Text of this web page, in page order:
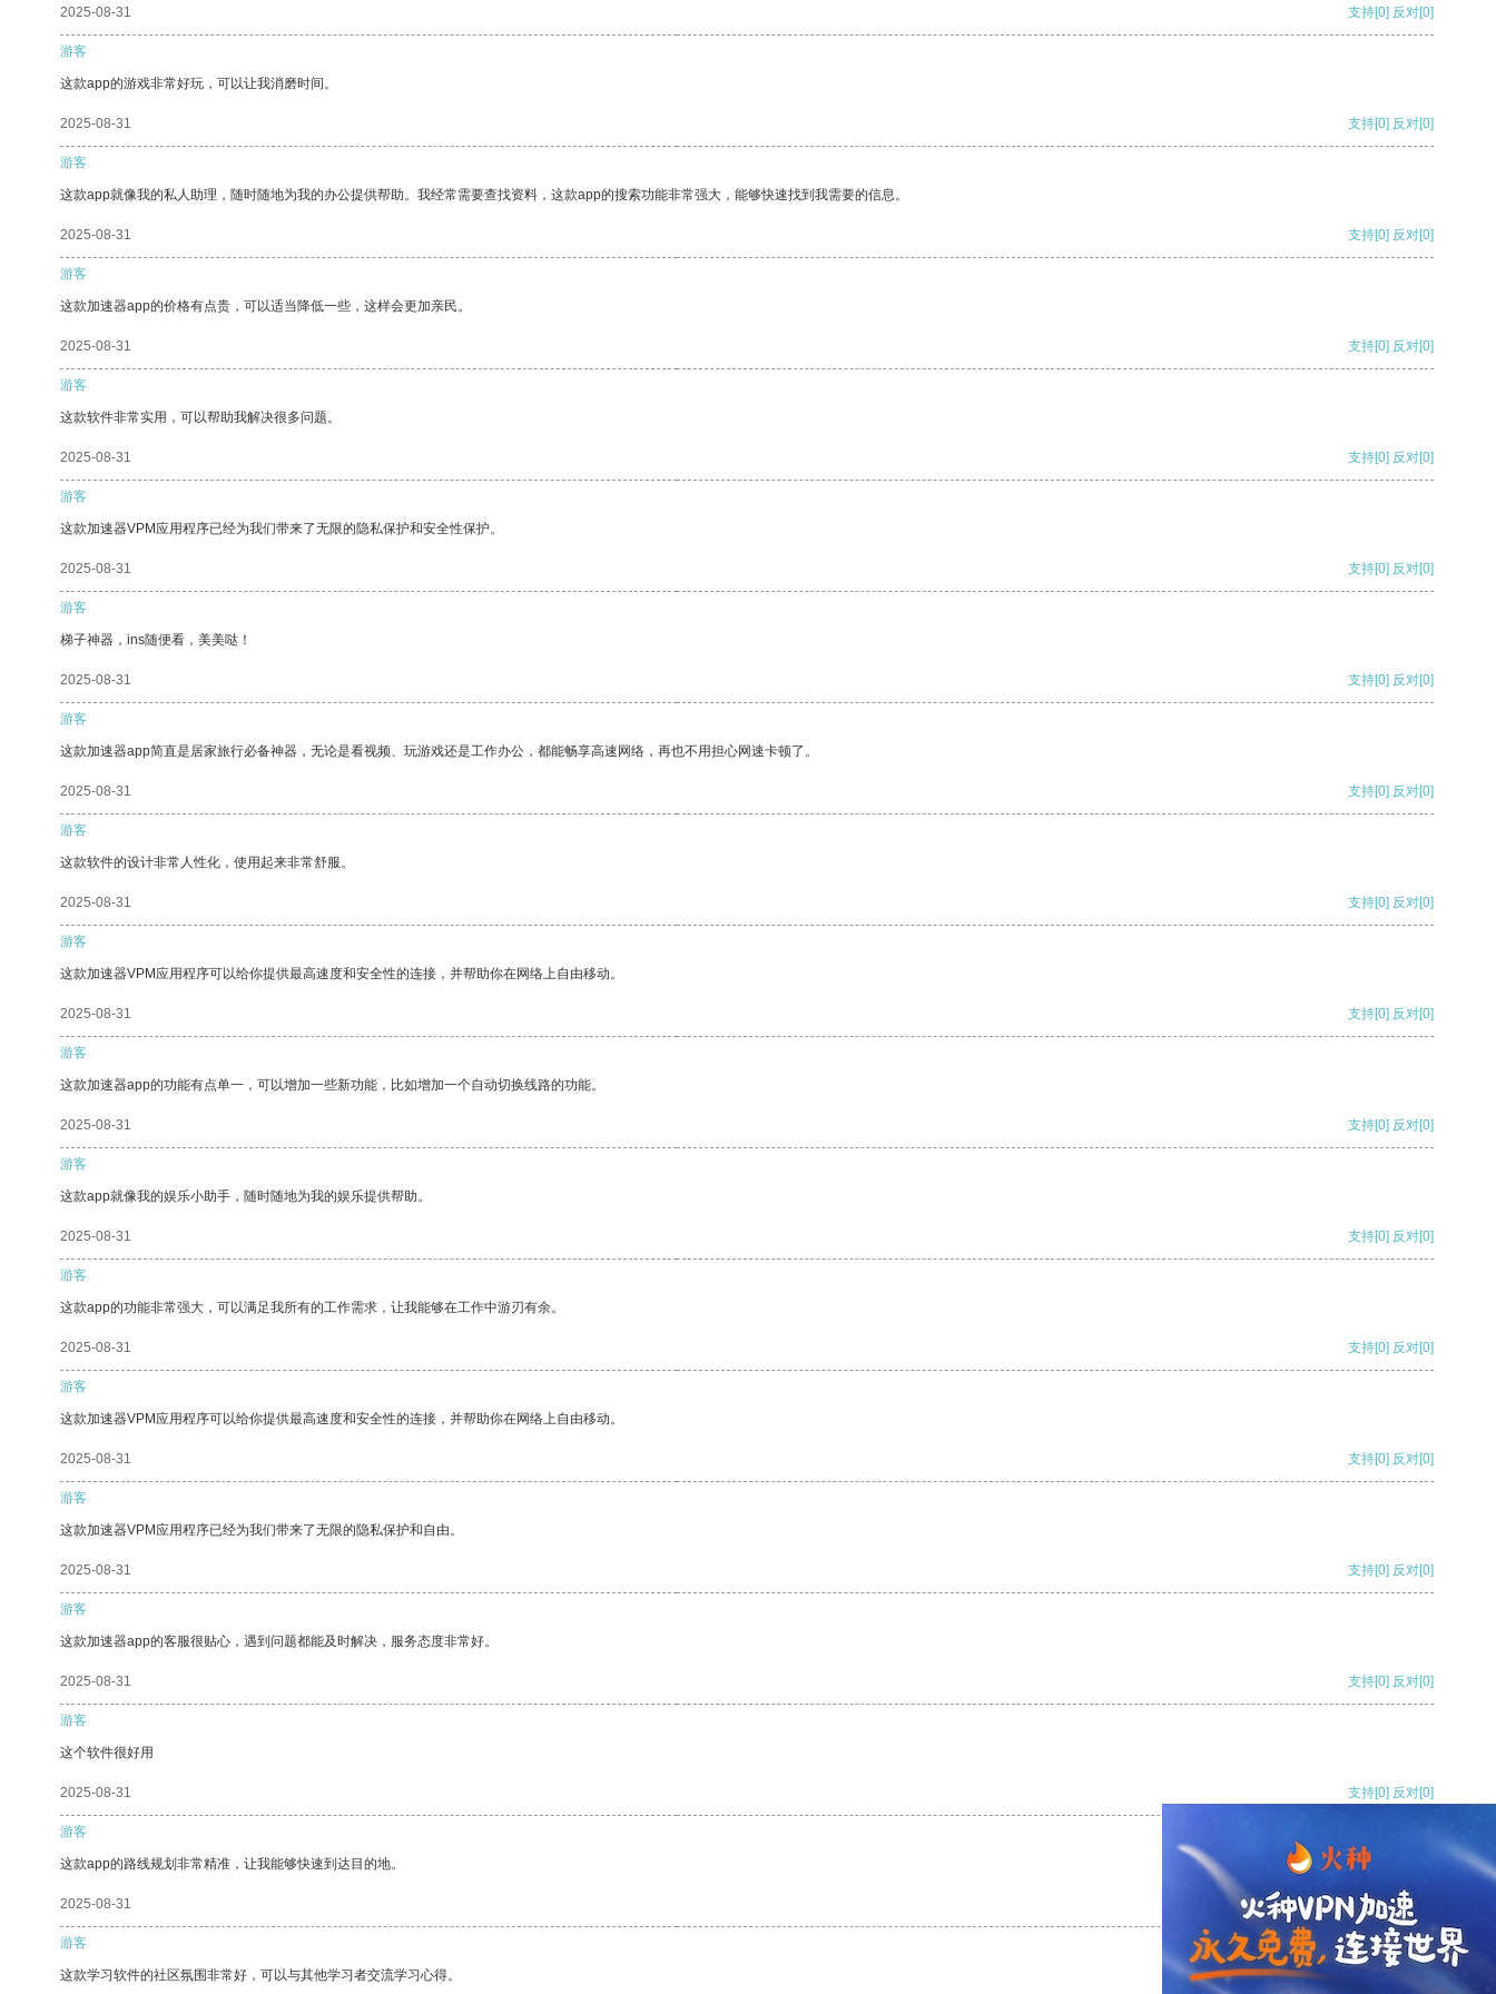
2025-08-31 支持[0] 反对[0]
游客
这款app的游戏非常好玩，可以让我消磨时间。
2025-08-31 支持[0] 反对[0]
游客
这款app就像我的私人助理，随时随地为我的办公提供帮助。我经常需要查找资料，这款app的搜索功能非常强大，能够快速找到我需要的信息。
2025-08-31 支持[0] 反对[0]
游客
这款加速器app的价格有点贵，可以适当降低一些，这样会更加亲民。
2025-08-31 支持[0] 反对[0]
游客
这款软件非常实用，可以帮助我解决很多问题。
2025-08-31 支持[0] 反对[0]
游客
这款加速器VPM应用程序已经为我们带来了无限的隐私保护和安全性保护。
2025-08-31 支持[0] 反对[0]
游客
梯子神器，ins随便看，美美哒！
2025-08-31 支持[0] 反对[0]
游客
这款加速器app简直是居家旅行必备神器，无论是看视频、玩游戏还是工作办公，都能畅享高速网络，再也不用担心网速卡顿了。
2025-08-31 支持[0] 反对[0]
游客
这款软件的设计非常人性化，使用起来非常舒服。
2025-08-31 支持[0] 反对[0]
游客
这款加速器VPM应用程序可以给你提供最高速度和安全性的连接，并帮助你在网络上自由移动。
2025-08-31 支持[0] 反对[0]
游客
这款加速器app的功能有点单一，可以增加一些新功能，比如增加一个自动切换线路的功能。
2025-08-31 支持[0] 反对[0]
游客
这款app就像我的娱乐小助手，随时随地为我的娱乐提供帮助。
2025-08-31 支持[0] 反对[0]
游客
这款app的功能非常强大，可以满足我所有的工作需求，让我能够在工作中游刃有余。
2025-08-31 支持[0] 反对[0]
游客
这款加速器VPM应用程序可以给你提供最高速度和安全性的连接，并帮助你在网络上自由移动。
2025-08-31 支持[0] 反对[0]
游客
这款加速器VPM应用程序已经为我们带来了无限的隐私保护和自由。
2025-08-31 支持[0] 反对[0]
游客
这款加速器app的客服很贴心，遇到问题都能及时解决，服务态度非常好。
2025-08-31 支持[0] 反对[0]
游客
这个软件很好用
2025-08-31 支持[0] 反对[0]
游客
这款app的路线规划非常精准，让我能够快速到达目的地。
2025-08-31 支持[0] 反对
游客
这款学习软件的社区氛围非常好，可以与其他学习者交流学习心得。